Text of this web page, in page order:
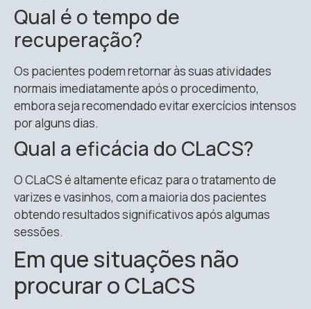
Qual é o tempo de
recuperação?
Os pacientes podem retornar às suas atividades
normais imediatamente após o procedimento,
embora seja recomendado evitar exercícios intensos
por alguns dias.
Qual a eficácia do CLaCS?
O CLaCS é altamente eficaz para o tratamento de
varizes e vasinhos, com a maioria dos pacientes
obtendo resultados significativos após algumas
sessões.
Em que situações não
procurar o CLaCS